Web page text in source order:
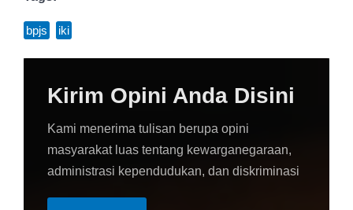
bpjs iki
Kirim Opini Anda Disini
Kami menerima tulisan berupa opini
masyarakat luas tentang kewarganegaraan,
administrasi kependudukan, dan diskriminasi